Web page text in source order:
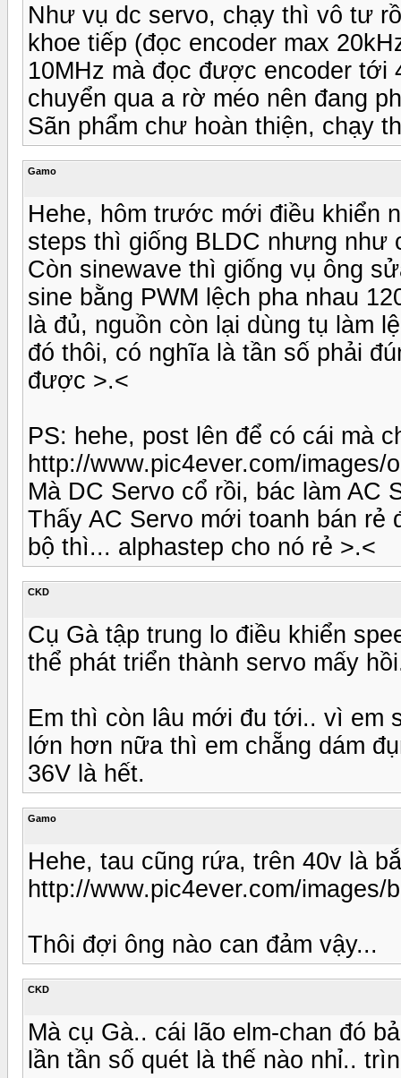
Như vụ dc servo, chạy thì vô tư
khoe tiếp (đọc encoder max
10MHz mà đọc được encoder tới
chuyển qua a rờ méo nên đang
Sãn phẩm chư hoàn thiện, chạy
Gamo
Hehe, hôm trước mới điều khiển
steps thì giống BLDC nhưng như
Còn sinewave thì giống vụ ông
sine bằng PWM lệch pha nhau
là đủ, nguồn còn lại dùng tụ làm
đó thôi, có nghĩa là tần số phải
được >.<
PS: hehe, post lên để có cái mà
http://www.pic4ever.com/images/
Mà DC Servo cổ rồi, bác làm AC
Thấy AC Servo mới toanh bán rẻ
bộ thì... alphastep cho nó rẻ >.<
CKD
Cụ Gà tập trung lo điều khiển
thể phát triển thành servo mấy
Em thì còn lâu mới đu tới.. vì em
lớn hơn nữa thì em chẵng dám
36V là hết.
Gamo
Hehe, tau cũng rứa, trên 40v là
http://www.pic4ever.com/images/
Thôi đợi ông nào can đảm vậy...
CKD
Mà cụ Gà.. cái lão elm-chan đó
lần tần số quét là thế nào nhỉ..